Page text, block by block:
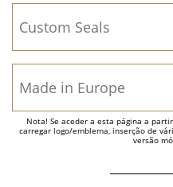
Nota! Se aceder a esta página a
carregar logo/emblema, inserção de
versão